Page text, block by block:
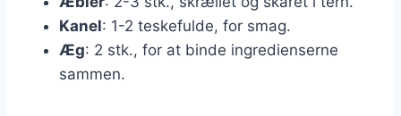
Kanel: 1-2 teskefulde, for smag.
Æg: 2 stk., for at binde ingredienserne
sammen.